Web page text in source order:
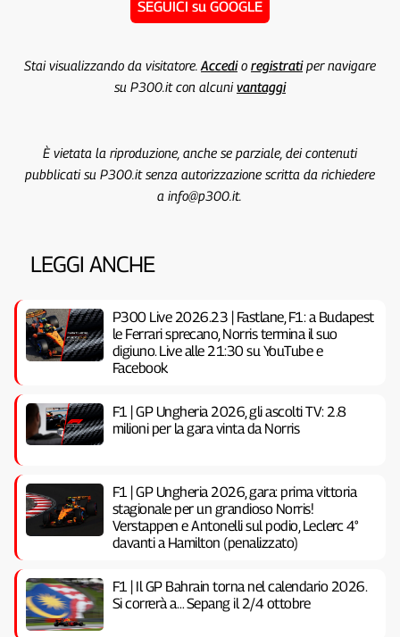
SEGUICI su GOOGLE
Stai visualizzando da visitatore. Accedio registratiper navigare
su P300.it con alcunivantaggi
È vietata la riproduzione, anche se parziale, dei contenuti
pubblicati su P300.it senza autorizzazione scritta da richiedere
a info@p300.it.
LEGGI ANCHE
P300 Live 2026.23 | Fastlane, F1: a Budapest
le Ferrari sprecano, Norris termina il suo
digiuno. Live alle 21:30 su YouTube e
Facebook
F1 | GP Ungheria 2026, gli ascolti TV: 2.8
milioni per la gara vinta da Norris
F1 | GP Ungheria 2026, gara: prima vittoria
stagionale per un grandioso Norris!
Verstappen e Antonelli sul podio, Leclerc 4°
davanti a Hamilton (penalizzato)
F1 | Il GP Bahrain torna nel calendario 2026.
Si correrà a… Sepang il 2/4 ottobre